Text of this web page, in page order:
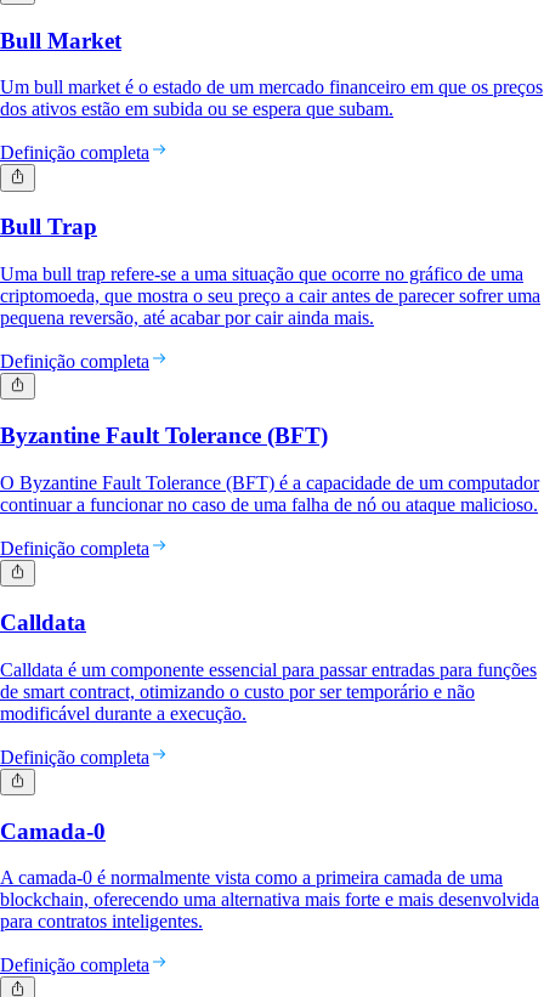
Bull Market
Um bull market é o estado de um mercado financeiro em que os preços
dos ativos estão em subida ou se espera que subam.
Definição completa
Bull Trap
Uma bull trap refere-se a uma situação que ocorre no gráfico de uma
criptomoeda, que mostra o seu preço a cair antes de parecer sofrer uma
pequena reversão, até acabar por cair ainda mais.
Definição completa
Byzantine Fault Tolerance (BFT)
O Byzantine Fault Tolerance (BFT) é a capacidade de um computador
continuar a funcionar no caso de uma falha de nó ou ataque malicioso.
Definição completa
Calldata
Calldata é um componente essencial para passar entradas para funções
de smart contract, otimizando o custo por ser temporário e não
modificável durante a execução.
Definição completa
Camada-0
A camada-0 é normalmente vista como a primeira camada de uma
blockchain, oferecendo uma alternativa mais forte e mais desenvolvida
para contratos inteligentes.
Definição completa